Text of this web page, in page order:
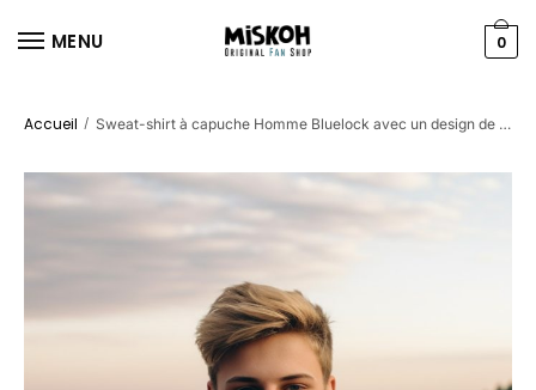
MENU 0
Accueil / Sweat-shirt à capuche Homme Bluelock avec un design de Bluelock Isagi Yoichi 11 vert